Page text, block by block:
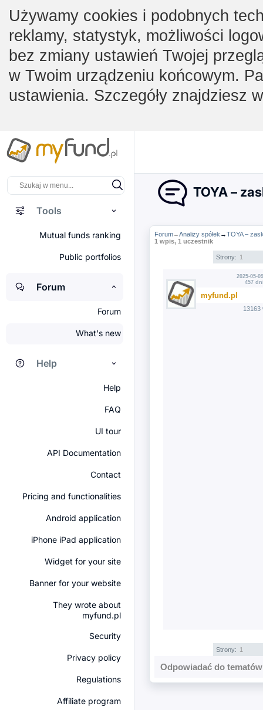
Używamy cookies i podobnych
reklamy, statystyk, możliwości
bez zmiany ustawień Twojej
w Twoim urządzeniu końcowym.
ustawienia. Szczegóły znajdziesz
Tools
Mutual funds ranking
Public portfolios
Forum
Forum
What's new
Help
Help
FAQ
UI tour
API Documentation
Contact
Pricing and functionalities
Android application
iPhone iPad application
Widget for your site
Banner for your website
They wrote about
myfund.pl
Security
Privacy policy
Regulations
Affiliate program
TOYA –
Forum→Analizy spółek →TOYA –
1 wpis, 1 uczestnik
Strony: 1
2025-05-
457
myfund.pl
13163
Strony: 1
Odpowiadać do